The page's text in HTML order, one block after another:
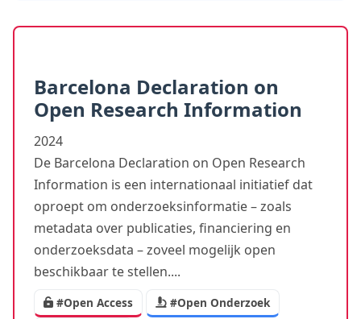
Barcelona Declaration on
Open Research Information
2024
De Barcelona Declaration on Open Research
Information is een internationaal initiatief dat
oproept om onderzoeksinformatie – zoals
metadata over publicaties, financiering en
onderzoeksdata – zoveel mogelijk open
beschikbaar te stellen....
#Open Access
#Open Onderzoek